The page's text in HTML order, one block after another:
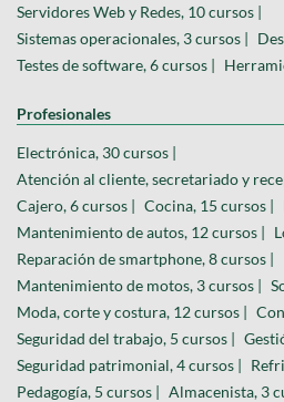
Servidores Web y Redes, 10 cursos |
Sistemas operacionales, 3 cursos |
Testes de software, 6 cursos |
Profesionales
Electrónica, 30 cursos |
Atención al cliente, secretariado y
Cajero, 6 cursos | Cocina, 15 cursos |
Mantenimiento de autos, 12 cursos |
Reparación de smartphone, 8 cursos |
Mantenimiento de motos, 3 cursos |
Moda, corte y costura, 12 cursos |
Seguridad del trabajo, 5 cursos |
Seguridad patrimonial, 4 cursos |
Pedagogía, 5 cursos | Almacenista, 3